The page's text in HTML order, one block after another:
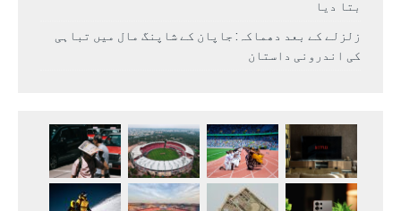
بتا دیا
زلزلے کے بعد دھماکہ: جاپان کے شاپنگ مال میں تباہی
کی اندرونی داستان